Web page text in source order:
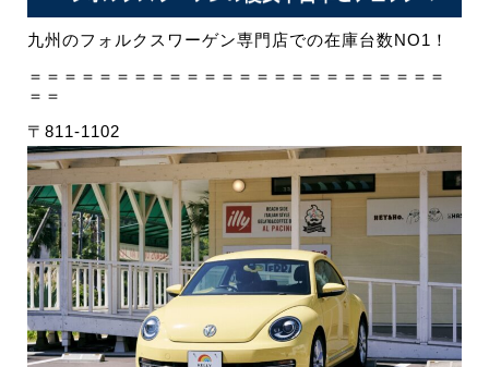
九州のフォルクスワーゲン専門店での在庫台数NO1！
＝＝＝＝＝＝＝＝＝＝＝＝＝＝＝＝＝＝＝＝＝＝＝＝
＝＝
〒811-1102